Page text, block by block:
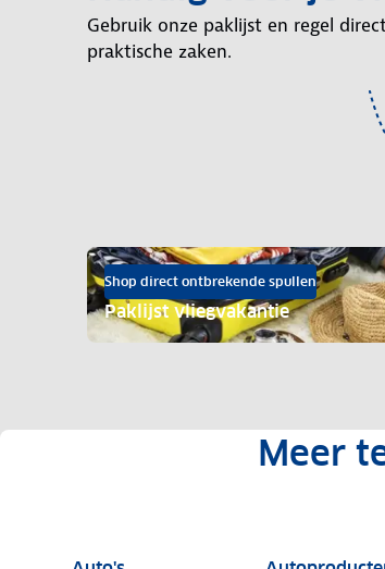
Gebruik onze paklijst en regel
praktische zaken.
Shop direct ontbrekende spullen
Paklijst vliegvakantie
Meer